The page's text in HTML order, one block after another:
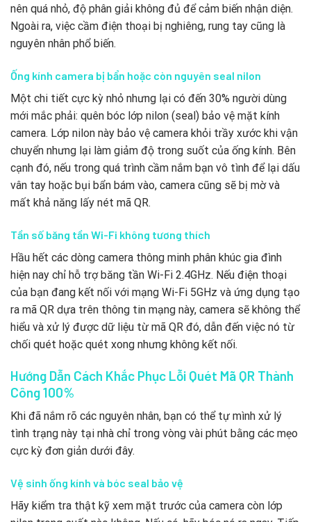
nên quá nhỏ, độ phân giải không đủ để cảm biến nhận diện.
Ngoài ra, việc cầm điện thoại bị nghiêng, rung tay cũng là
nguyên nhân phổ biến.
Ống kính camera bị bẩn hoặc còn nguyên seal nilon
Một chi tiết cực kỳ nhỏ nhưng lại có đến 30% người dùng
mới mắc phải: quên bóc lớp nilon (seal) bảo vệ mặt kính
camera. Lớp nilon này bảo vệ camera khỏi trầy xước khi vận
chuyển nhưng lại làm giảm độ trong suốt của ống kính. Bên
cạnh đó, nếu trong quá trình cầm nắm bạn vô tình để lại dấu
vân tay hoặc bụi bẩn bám vào, camera cũng sẽ bị mờ và
mất khả năng lấy nét mã QR.
Tần số băng tần Wi-Fi không tương thích
Hầu hết các dòng camera thông minh phân khúc gia đình
hiện nay chỉ hỗ trợ băng tần Wi-Fi 2.4GHz. Nếu điện thoại
của bạn đang kết nối với mạng Wi-Fi 5GHz và ứng dụng tạo
ra mã QR dựa trên thông tin mạng này, camera sẽ không thể
hiểu và xử lý được dữ liệu từ mã QR đó, dẫn đến việc nó từ
chối quét hoặc quét xong nhưng không kết nối.
Hướng Dẫn Cách Khắc Phục Lỗi Quét Mã QR Thành
Công 100%
Khi đã nắm rõ các nguyên nhân, bạn có thể tự mình xử lý
tình trạng này tại nhà chỉ trong vòng vài phút bằng các mẹo
cực kỳ đơn giản dưới đây.
Vệ sinh ống kính và bóc seal bảo vệ
Hãy kiểm tra thật kỹ xem mặt trước của camera còn lớp